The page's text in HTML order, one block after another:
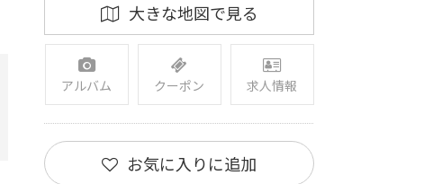
大きな地図で見る
アルバム クーポン 求人情報
お気に入りに追加